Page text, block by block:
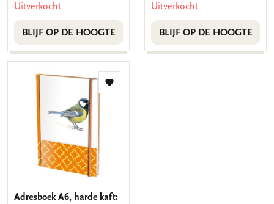
Uitverkocht
BLIJF OP DE HOOGTE
Uitverkocht
BLIJF OP DE HOOGTE
Toevoegen
Adresboek A6, harde kaft: